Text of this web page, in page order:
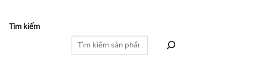
Tìm kiếm